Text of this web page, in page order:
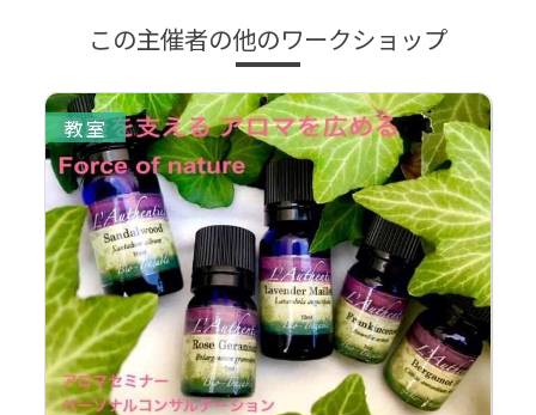
この主催者の他のワークショップ
教室